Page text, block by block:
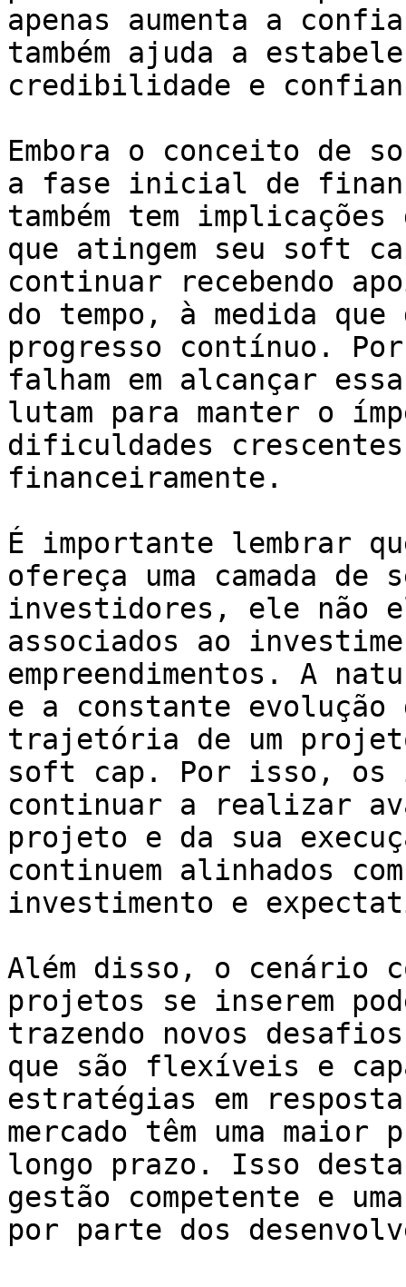
apenas aumenta a
também ajuda a
credibilidade e
Embora o conceito de
a fase inicial de
também tem
que atingem seu soft
continuar recebendo
do tempo, à medida
progresso contínuo.
falham em alcançar
lutam para manter o
dificuldades
financeiramente.
É importante lembrar
ofereça uma camada de
investidores, ele não
associados ao
empreendimentos. A
e a constante evolução
trajetória de um projeto
soft cap. Por isso, os
continuar a realizar
projeto e da sua
continuem alinhados
investimento e
Além disso, o cenário
projetos se inserem
trazendo novos
que são flexíveis e
estratégias em resposta
mercado têm uma
longo prazo. Isso
gestão competente e